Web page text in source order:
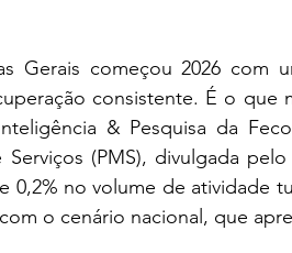
Gerais começou 2026 com
consistente. É o que
& Pesquisa da
Serviços (PMS), divulgada
0,2% no volume de atividade
o cenário nacional, que